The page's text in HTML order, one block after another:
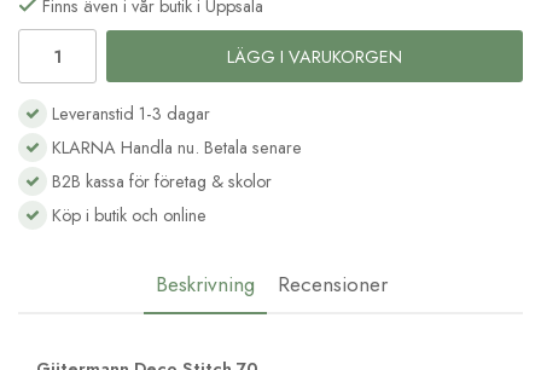
Finns även i vår butik i Uppsala
LÄGG I VARUKORGEN
Leveranstid 1-3 dagar
KLARNA Handla nu. Betala senare
B2B kassa för företag & skolor
Köp i butik och online
Beskrivning Recensioner